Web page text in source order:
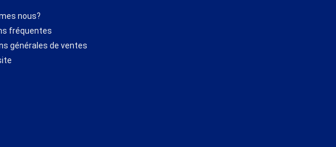
nous?
fréquentes
générales de ventes